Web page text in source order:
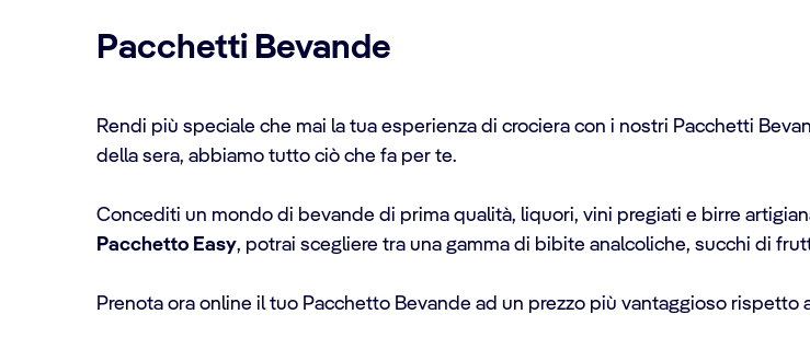
Pacchetti Bevande
Rendi più speciale che mai la tua esperienza di crociera con i nostri Pacchetti
della sera, abbiamo tutto ciò che fa per te.
Concediti un mondo di bevande di prima qualità, liquori, vini pregiati e birre
Pacchetto Easy, potrai scegliere tra una gamma di bibite analcoliche, succhi di
Prenota ora online il tuo Pacchetto Bevande ad un prezzo più vantaggioso rispetto